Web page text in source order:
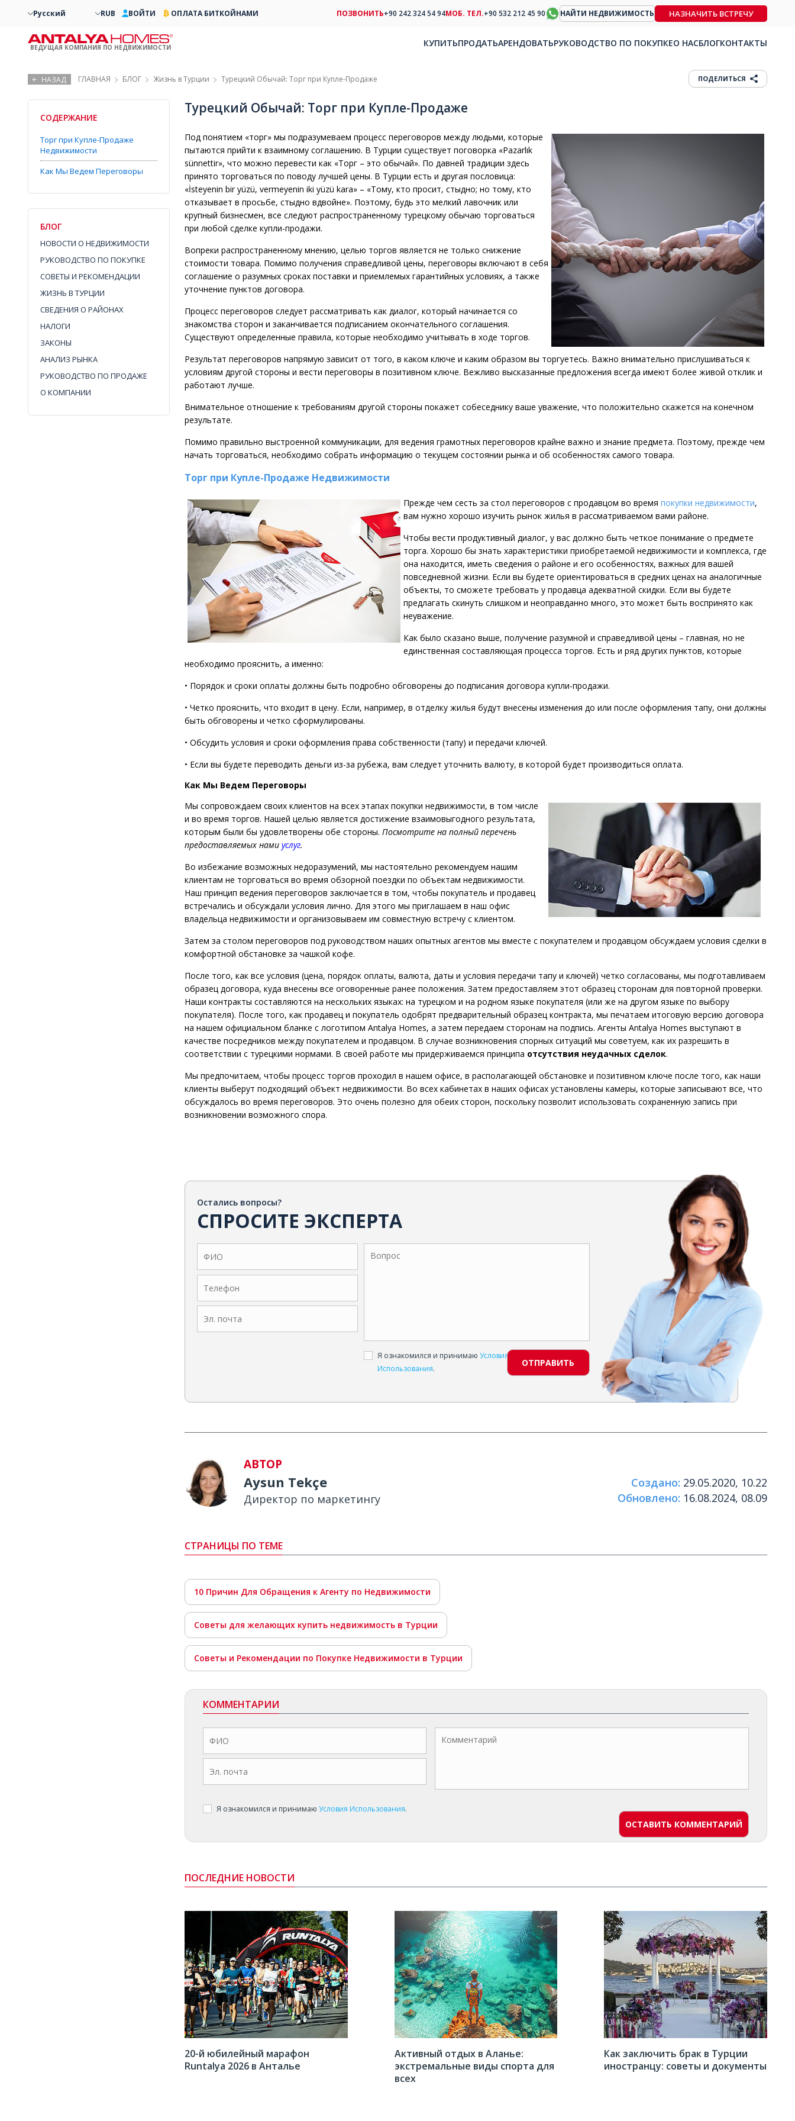
НАЗАД ГЛАВНАЯ БЛОГ Жизнь в Турции Турецкий Обычай: Торг при Купле-Продаже ПОДЕЛИТЬСЯ
СОДЕРЖАНИЕ
Торг при Купле-Продаже
Недвижимости
Как Мы Ведем Переговоры
БЛОГ
НОВОСТИ О НЕДВИЖИМОСТИ
РУКОВОДСТВО ПО ПОКУПКЕ
СОВЕТЫ И РЕКОМЕНДАЦИИ
ЖИЗНЬ В ТУРЦИИ
СВЕДЕНИЯ О РАЙОНАХ
НАЛОГИ
ЗАКОНЫ
АНАЛИЗ РЫНКА
РУКОВОДСТВО ПО ПРОДАЖЕ
О КОМПАНИИ
Турецкий Обычай: Торг при Купле-Продаже
Под понятием «торг» мы подразумеваем процесс переговоров между людьми, которые
пытаются прийти к взаимному соглашению. В Турции существует поговорка «Pazarlık
sünnettir», что можно перевести как «Торг – это обычай». По давней традиции здесь
принято торговаться по поводу лучшей цены. В Турции есть и другая пословица:
«İsteyenin bir yüzü, vermeyenin iki yüzü kara» – «Тому, кто просит, стыдно; но тому, кто
отказывает в просьбе, стыдно вдвойне». Поэтому, будь это мелкий лавочник или
крупный бизнесмен, все следуют распространенному турецкому обычаю торговаться
при любой сделке купли-продажи.
Вопреки распространенному мнению, целью торгов является не только снижение
стоимости товара. Помимо получения справедливой цены, переговоры включают в себя
соглашение о разумных сроках поставки и приемлемых гарантийных условиях, а также
уточнение пунктов договора.
Процесс переговоров следует рассматривать как диалог, который начинается со
знакомства сторон и заканчивается подписанием окончательного соглашения.
Существуют определенные правила, которые необходимо учитывать в ходе торгов.
Результат переговоров напрямую зависит от того, в каком ключе и каким образом вы торгуетесь. Важно внимательно прислушиваться к
условиям другой стороны и вести переговоры в позитивном ключе. Вежливо высказанные предложения всегда имеют более живой отклик и
работают лучше.
Внимательное отношение к требованиям другой стороны покажет собеседнику ваше уважение, что положительно скажется на конечном
результате.
Помимо правильно выстроенной коммуникации, для ведения грамотных переговоров крайне важно и знание предмета. Поэтому, прежде чем
начать торговаться, необходимо собрать информацию о текущем состоянии рынка и об особенностях самого товара.
Торг при Купле-Продаже Недвижимости
Прежде чем сесть за стол переговоров с продавцом во время покупки недвижимости,
вам нужно хорошо изучить рынок жилья в рассматриваемом вами районе.
Чтобы вести продуктивный диалог, у вас должно быть четкое понимание о предмете
торга. Хорошо бы знать характеристики приобретаемой недвижимости и комплекса, где
она находится, иметь сведения о районе и его особенностях, важных для вашей
повседневной жизни. Если вы будете ориентироваться в средних ценах на аналогичные
объекты, то сможете требовать у продавца адекватной скидки. Если вы будете
предлагать скинуть слишком и неоправданно много, это может быть воспринято как
неуважение.
Как было сказано выше, получение разумной и справедливой цены – главная, но не
единственная составляющая процесса торгов. Есть и ряд других пунктов, которые
необходимо прояснить, а именно:
• Порядок и сроки оплаты должны быть подробно обговорены до подписания договора купли-продажи.
• Четко прояснить, что входит в цену. Если, например, в отделку жилья будут внесены изменения до или после оформления тапу, они должны
быть обговорены и четко сформулированы.
• Обсудить условия и сроки оформления права собственности (тапу) и передачи ключей.
• Если вы будете переводить деньги из-за рубежа, вам следует уточнить валюту, в которой будет производиться оплата.
Как Мы Ведем Переговоры
Мы сопровождаем своих клиентов на всех этапах покупки недвижимости, в том числе
и во время торгов. Нашей целью является достижение взаимовыгодного результата,
которым были бы удовлетворены обе стороны. Посмотрите на полный перечень
предоставляемых нами услуг.
Во избежание возможных недоразумений, мы настоятельно рекомендуем нашим
клиентам не торговаться во время обзорной поездки по объектам недвижимости.
Наш принцип ведения переговоров заключается в том, чтобы покупатель и продавец
встречались и обсуждали условия лично. Для этого мы приглашаем в наш офис
владельца недвижимости и организовываем им совместную встречу с клиентом.
Затем за столом переговоров под руководством наших опытных агентов мы вместе с покупателем и продавцом обсуждаем условия сделки в
комфортной обстановке за чашкой кофе.
После того, как все условия (цена, порядок оплаты, валюта, даты и условия передачи тапу и ключей) четко согласованы, мы подготавливаем
образец договора, куда внесены все оговоренные ранее положения. Затем предоставляем этот образец сторонам для повторной проверки.
Наши контракты составляются на нескольких языках: на турецком и на родном языке покупателя (или же на другом языке по выбору
покупателя). После того, как продавец и покупатель одобрят предварительный образец контракта, мы печатаем итоговую версию договора
на нашем официальном бланке с логотипом Antalya Homes, а затем передаем сторонам на подпись. Агенты Antalya Homes выступают в
качестве посредников между покупателем и продавцом. В случае возникновения спорных ситуаций мы советуем, как их разрешить в
соответствии с турецкими нормами. В своей работе мы придерживаемся принципа отсутствия неудачных сделок.
Мы предпочитаем, чтобы процесс торгов проходил в нашем офисе, в располагающей обстановке и позитивном ключе после того, как наши
клиенты выберут подходящий объект недвижимости. Во всех кабинетах в наших офисах установлены камеры, которые записывают все, что
обсуждалось во время переговоров. Это очень полезно для обеих сторон, поскольку позволит использовать сохраненную запись при
возникновении возможного спора.
Остались вопросы?
СПРОСИТЕ ЭКСПЕРТА
Я ознакомился и принимаюУсловия
Использования.
ОТПРАВИТЬ
АВТОР
Aysun Tekçe
Директор по маркетингу
Создано: 29.05.2020, 10.22
Обновлено: 16.08.2024, 08.09
СТРАНИЦЫ ПО ТЕМЕ
10 Причин Для Обращения к Агенту по Недвижимости
Советы для желающих купить недвижимость в Турции
Советы и Рекомендации по Покупке Недвижимости в Турции
КОММЕНТАРИИ
Я ознакомился и принимаю Условия Использования.
ОСТАВИТЬ КОММЕНТАРИЙ
ПОСЛЕДНИЕ НОВОСТИ
20-й юбилейный марафон
Runtalya 2026 в Анталье
Активный отдых в Аланье:
экстремальные виды спорта для
всех
Как заключить брак в Турции иностранцу: советы и документы
Как заключить брак в Турции
иностранцу: советы и документы
Русский RUB ВОЙТИ ОПЛАТА БИТКОЙНАМИ
ВЕДУЩАЯ КОМПАНИЯ ПО НЕДВИЖИМОСТИ
ПОЗВОНИТЬ+90 242 324 54 94МОБ. ТЕЛ.+90 532 212 45 90 НАЙТИ НЕДВИЖИМОСТЬ НАЗНАЧИТЬ ВСТРЕЧУ
КУПИТЬПРОДАТЬАРЕНДОВАТЬРУКОВОДСТВО ПО ПОКУПКЕО НАСБЛОГКОНТАКТЫ